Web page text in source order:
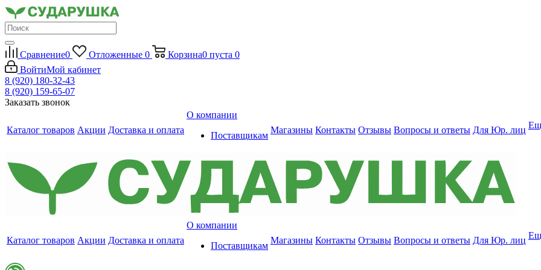
Сравнение0 Отложенные 0 Корзина0 пуста 0
ВойтиМой кабинет
8 (920) 180-32-43
8 (920) 159-65-07
Заказать звонок
Каталог товаров Акции Доставка и оплата
О компании
Поставщикам
Магазины Контакты Отзывы Вопросы и ответы Для Юр. лиц
Каталог товаров Акции Доставка и оплата
О компании
Поставщикам
Магазины Контакты Отзывы Вопросы и ответы Для Юр. лиц